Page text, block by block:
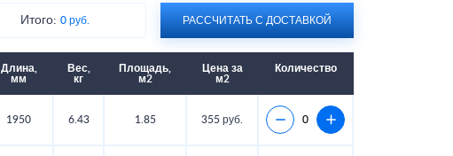
Итого:0 руб. РАССЧИТАТЬ С ДОСТАВКОЙ
Длина,
мм
Вес,
кг
Площадь,
м2
Цена за
м2
Количество
1950 6.43 1.85 355 руб.